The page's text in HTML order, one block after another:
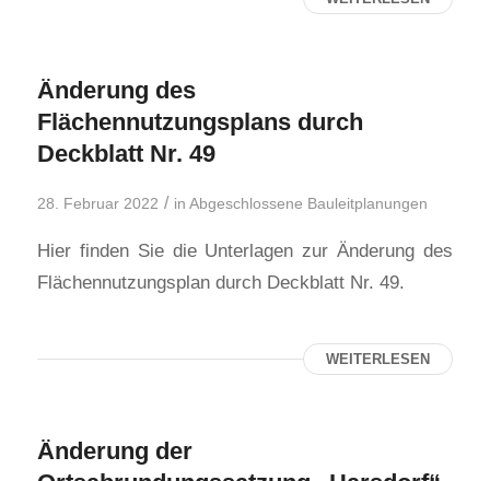
Änderung des
Flächennutzungsplans durch
Deckblatt Nr. 49
28. Februar 2022 / in Abgeschlossene Bauleitplanungen
Hier finden Sie die Unterlagen zur Änderung des
Flächennutzungsplan durch Deckblatt Nr. 49.
WEITERLESEN
Änderung der